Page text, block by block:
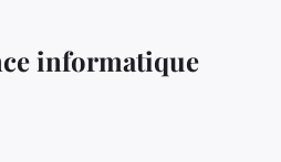
informatique